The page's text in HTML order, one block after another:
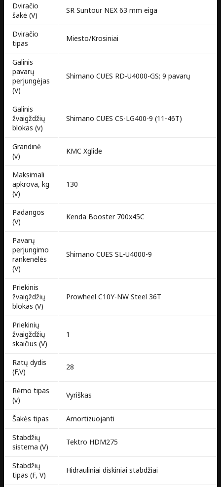
Dviračio
šakė (V)
SR Suntour NEX 63 mm eiga
Dviračio
tipas
Miesto/Krosiniai
Galinis
pavarų
perjungėjas
(V)
Shimano CUES RD-U4000-GS; 9 pavarų
Galinis
žvaigždžių
blokas (v)
Shimano CUES CS-LG400-9 (11-46T)
Grandinė
(v)
KMC Xglide
Maksimali
apkrova, kg
(v)
130
Padangos
(V)
Kenda Booster 700x45C
Pavarų
perjungimo
rankenėlės
(V)
Shimano CUES SL-U4000-9
Priekinis
žvaigždžių
blokas (V)
Prowheel C10Y-NW Steel 36T
Priekinių
žvaigždžių
skaičius (V)
1
Ratų dydis
(F,V)
28
Rėmo tipas
(v)
Vyriškas
Šakės tipas
Amortizuojanti
Stabdžių
sistema (V)
Tektro HDM275
Stabdžių
tipas (F, V)
Hidrauliniai diskiniai stabdžiai